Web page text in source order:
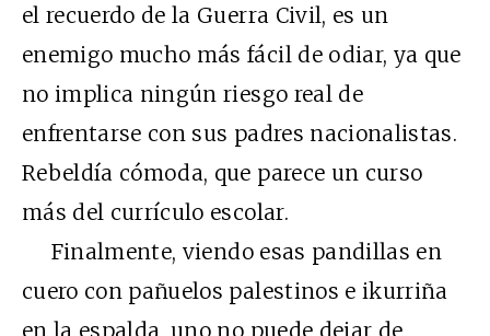
el recuerdo de la Guerra Civil, es un
enemigo mucho más fácil de odiar, ya que
no implica ningún riesgo real de
enfrentarse con sus padres nacionalistas.
Rebeldía cómoda, que parece un curso
más del currículo escolar.
Finalmente, viendo esas pandillas en
cuero con pañuelos palestinos e ikurriña
en la espalda, uno no puede dejar de